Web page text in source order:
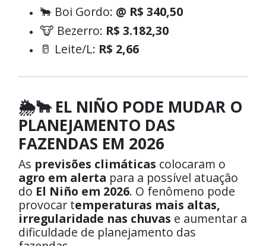
🐂 Boi Gordo: @ R$ 340,50
🐮 Bezerro: R$ 3.182,30
🥛 Leite/L: R$ 2,66
🌦️🐂 EL NIÑO PODE MUDAR O
PLANEJAMENTO DAS
FAZENDAS EM 2026
As previsões climáticas colocaram o
agro em alerta para a possível atuação
do El Niño em 2026. O fenômeno pode
provocar temperaturas mais altas,
irregularidade nas chuvas e aumentar a
dificuldade de planejamento das